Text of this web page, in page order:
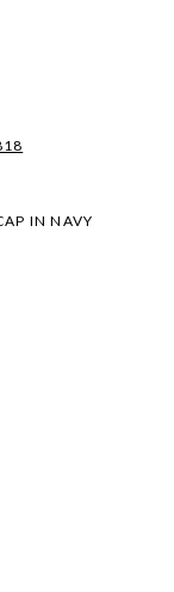
IN NAVY